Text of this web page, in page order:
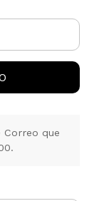
Correo que